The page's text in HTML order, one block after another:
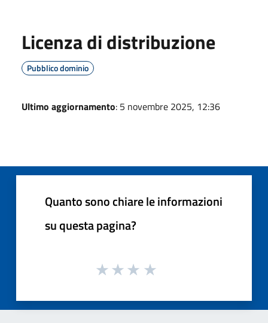
Licenza di distribuzione
Pubblico dominio
Ultimo aggiornamento: 5 novembre 2025, 12:36
Quanto sono chiare le informazioni
su questa pagina?